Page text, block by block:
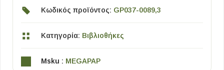
Κωδικός προϊόντος: GP037-0089,3
Κατηγορία: Βιβλιοθήκες
Msku : MEGAPAP